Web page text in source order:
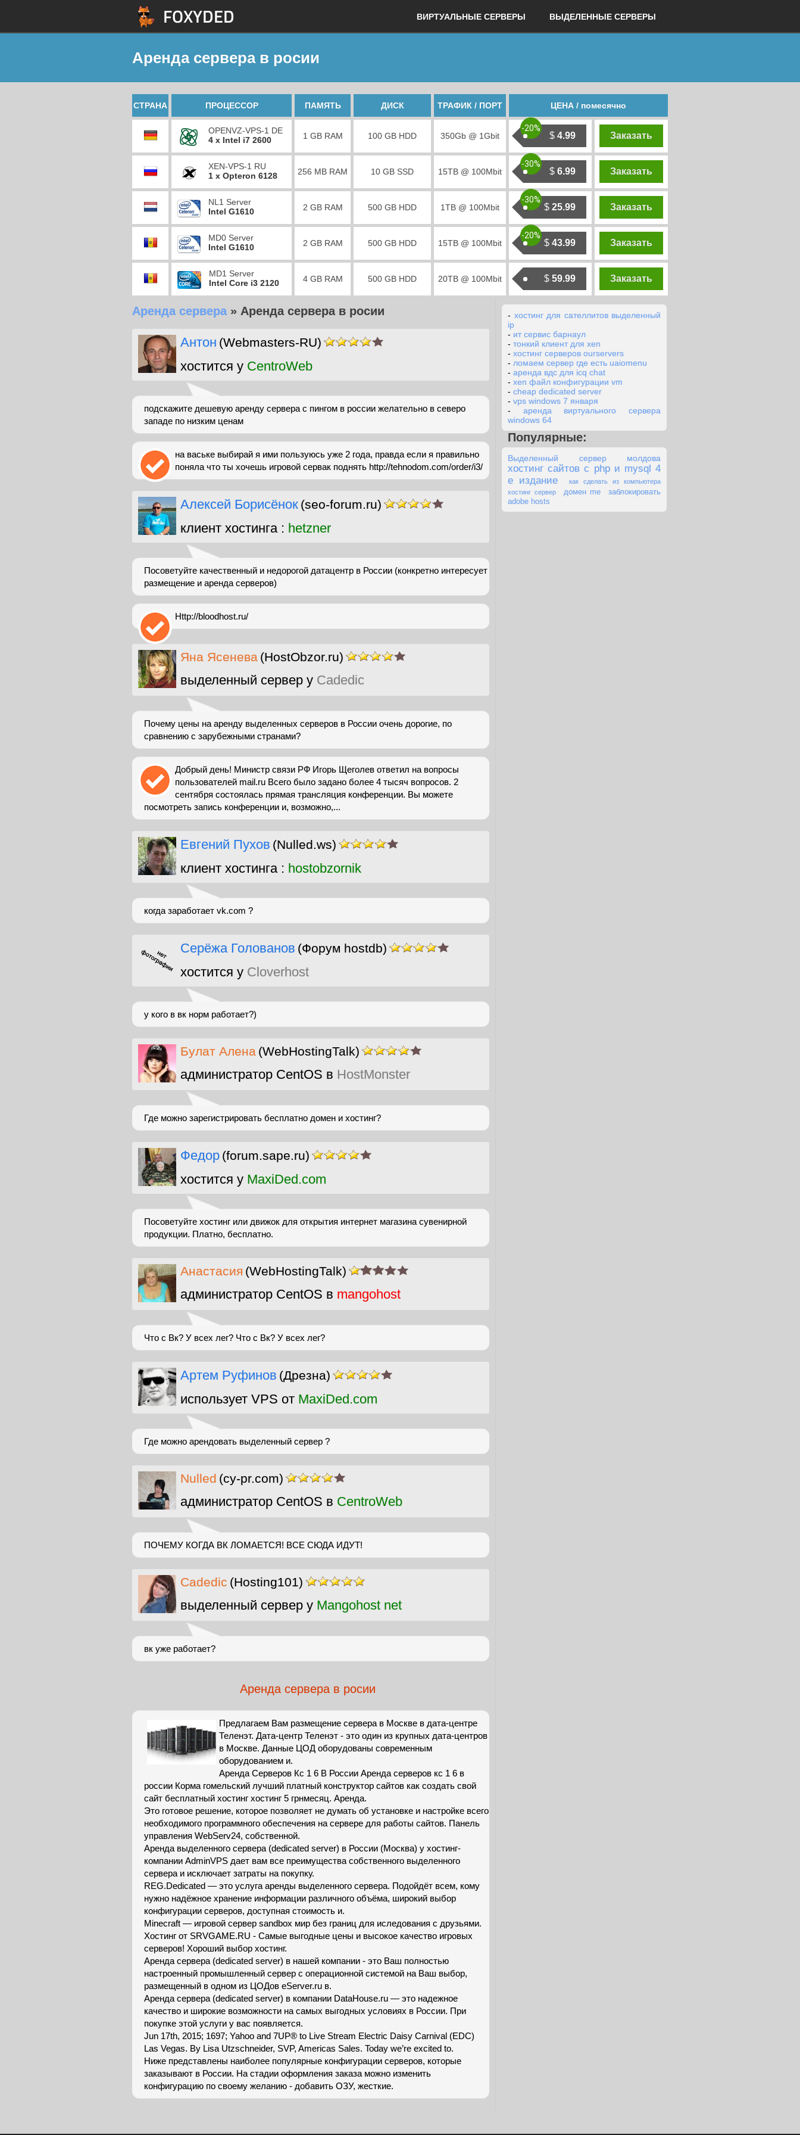
ВИРТУАЛЬНЫЕ СЕРВЕРЫ ВЫДЕЛЕННЫЕ СЕРВЕРЫ
Аренда сервера в росии
СТРАНА ПРОЦЕССОР ПАМЯТЬ ДИСК ТРАФИК / ПОРТ ЦЕНА / помесячно
OPENVZ-VPS-1 DE
4 x Intel i7 2600
1 GB RAM 100 GB HDD 350Gb @ 1Gbit $ 4.99
-20%
Заказать
XEN-VPS-1 RU
1 x Opteron 6128
256 MB RAM 10 GB SSD 15TB @ 100Mbit $ 6.99
-30%
Заказать
NL1 Server
Intel G1610
2 GB RAM 500 GB HDD 1TB @ 100Mbit $ 25.99
-30%
Заказать
MD0 Server
Intel G1610
2 GB RAM 500 GB HDD 15TB @ 100Mbit $ 43.99
-20%
Заказать
MD1 Server
Intel Core i3 2120
4 GB RAM 500 GB HDD 20TB @ 100Mbit $ 59.99 Заказать
Аренда сервера» Аренда сервера в росии
Антон (Webmasters-RU)
хостится у CentroWeb
подскажите дешевую аренду сервера с пингом в россии желательно в северо
западе по низким ценам
на ваське выбирай я ими пользуюсь уже 2 года, правда если я правильно
поняла что ты хочешь игровой сервак поднять http://tehnodom.com/order/i3/
Алексей Борисёнок (seo-forum.ru)
клиент хостинга : hetzner
Посоветуйте качественный и недорогой датацентр в России (конкретно интересует
размещение и аренда серверов)
Http://bloodhost.ru/
Яна Ясенева (HostObzor.ru)
выделенный сервер у Cadedic
Почему цены на аренду выделенных серверов в России очень дорогие, по
сравнению с зарубежными странами?
Добрый день! Министр связи РФ Игорь Щеголев ответил на вопросы
пользователей mail.ru Всего было задано более 4 тысяч вопросов. 2
сентября состоялась прямая трансляция конференции. Вы можете
посмотреть запись конференции и, возможно,...
Евгений Пухов (Nulled.ws)
клиент хостинга : hostobzornik
когда заработает vk.com ?
Серёжа Голованов (Форум hostdb)
хостится у Cloverhost
у кого в вк норм работает?)
Булат Алена (WebHostingTalk)
администратор CentOS в HostMonster
Где можно зарегистрировать бесплатно домен и хостинг?
Федор (forum.sape.ru)
хостится у MaxiDed.com
Посоветуйте хостинг или движок для открытия интернет магазина сувенирной
продукции. Платно, бесплатно.
Анастасия (WebHostingTalk)
администратор CentOS в mangohost
Что с Вк? У всех лег? Что с Вк? У всех лег?
Артем Руфинов (Дрезна)
использует VPS от MaxiDed.com
Где можно арендовать выделенный сервер ?
Nulled (cy-pr.com)
администратор CentOS в CentroWeb
ПОЧЕМУ КОГДА ВК ЛОМАЕТСЯ! ВСЕ СЮДА ИДУТ!
Cadedic (Hosting101)
выделенный сервер у Mangohost net
вк уже работает?
Аренда сервера в росии
Предлагаем Вам размещение сервера в Москве в дата-центре
Теленэт. Дата-центр Теленэт - это один из крупных дата-центров
в Москве. Данные ЦОД оборудованы современным
оборудованием и.
Аренда Серверов Кс 1 6 В России Аренда серверов кс 1 6 в
россии Корма гомельский лучший платный конструктор сайтов как создать свой
сайт бесплатный хостинг хостинг 5 грнмесяц. Аренда.
Это готовое решение, которое позволяет не думать об установке и настройке всего
необходимого программного обеспечения на сервере для работы сайтов. Панель
управления WebServ24, собственной.
Аренда выделенного сервера (dedicated server) в России (Москва) у хостинг-
компании AdminVPS дает вам все преимущества собственного выделенного
сервера и исключает затраты на покупку.
REG.Dedicated — это услуга аренды выделенного сервера. Подойдёт всем, кому
нужно надёжное хранение информации различного объёма, широкий выбор
конфигурации серверов, доступная стоимость и.
Minecraft — игровой сервер sandbox мир без границ для иследования с друзьями.
Хостинг от SRVGAME.RU - Cамые выгодные цены и высокое качество игровых
серверов! Хороший выбор хостинг.
Аренда сервера (dedicated server) в нашей компании - это Ваш полностью
настроенный промышленный сервер с операционной системой на Ваш выбор,
размещенный в одном из ЦОДов eServer.ru в.
Аренда сервера (dedicated server) в компании DataHouse.ru — это надежное
качество и широкие возможности на самых выгодных условиях в России. При
покупке этой услуги у вас появляется.
Jun 17th, 2015; 1697; Yahoo and 7UP® to Live Stream Electric Daisy Carnival (EDC)
Las Vegas. By Lisa Utzschneider, SVP, Americas Sales. Today we’re excited to.
Ниже представлены наиболее популярные конфигурации серверов, которые
заказывают в России. На стадии оформления заказа можно изменить
конфигурацию по своему желанию - добавить ОЗУ, жесткие.
- хостинг для сателлитов выделенный
ip
- ит сервис барнаул
- тонкий клиент для xen
- хостинг серверов ourservers
- ломаем сервер где есть uaiomenu
- аренда вдс для icq chat
- xen файл конфигурации vm
- cheap dedicated server
- vps windows 7 января
- аренда виртуального сервера
windows 64
Популярные:
Выделенный сервер молдова
хостинг сайтов с php и mysql 4
е издание
как сделать из компьютера
хостинг сервер
домен me
заблокировать
adobe hosts